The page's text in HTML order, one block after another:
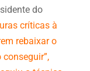
do
críticas à
rebaixar o